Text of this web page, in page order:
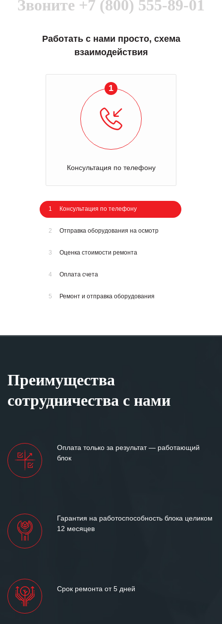
Звоните +7 (800) 555-89-01
Работать с нами просто, схема
взаимодействия
1
Консультация по телефону
1 Консультация по телефону
2 Отправка оборудования на осмотр
3 Оценка стоимости ремонта
4 Оплата счета
5 Ремонт и отправка оборудования
Преимущества
сотрудничества с нами
Оплата только за результат — работающий
блок
Гарантия на работоспособность блока целиком
12 месяцев
Срок ремонта от 5 дней